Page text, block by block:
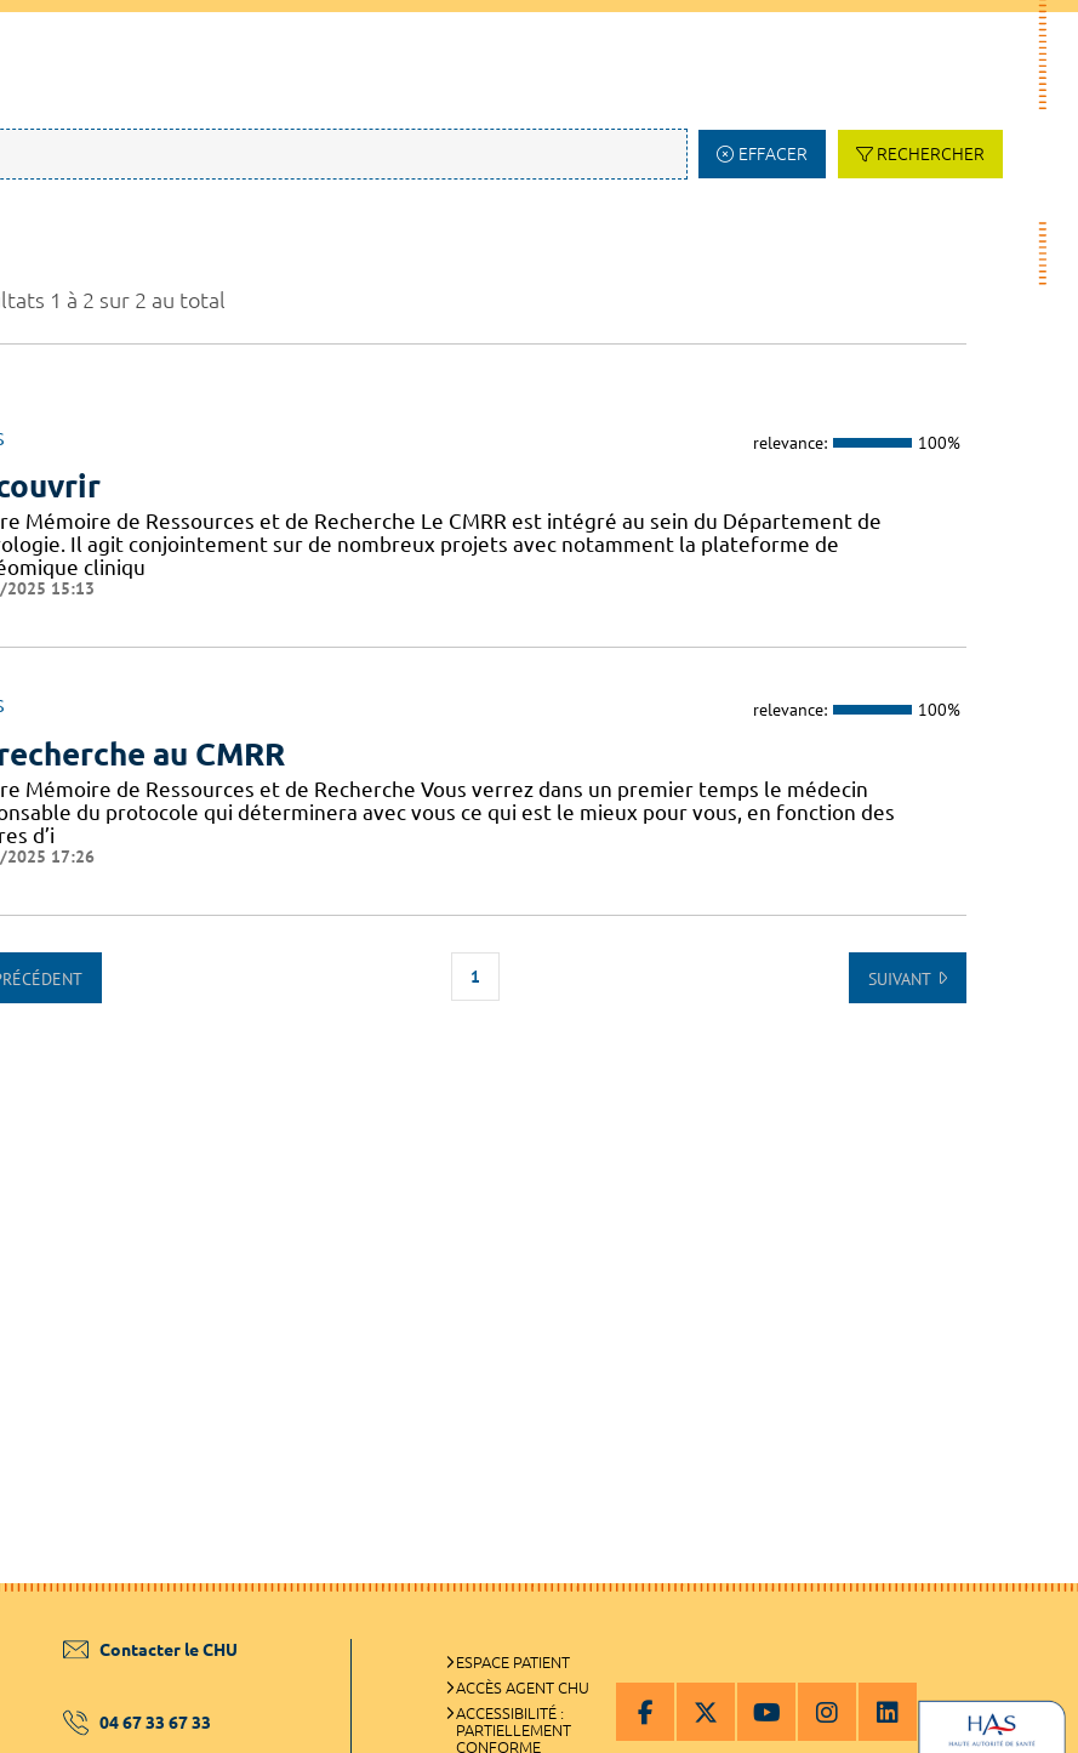
EFFACER RECHERCHER
1 à 2 sur 2 au total
relevance: 100%
Mémoire de Ressources et de Recherche Le CMRR est intégré au sein du Département de
Il agit conjointement sur de nombreux projets avec notamment la plateforme de
cliniqu
2025 15:13
relevance: 100%
au CMRR
Mémoire de Ressources et de Recherche Vous verrez dans un premier temps le médecin
du protocole qui déterminera avec vous ce qui est le mieux pour vous, en fonction des
d’i
2025 17:26
1 SUIVANT
Contacter le CHU
04 67 33 67 33
ESPACE PATIENT
ACCÈS AGENT CHU
ACCESSIBILITÉ :
PARTIELLEMENT
CONFORME